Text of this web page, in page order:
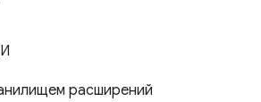
расширений